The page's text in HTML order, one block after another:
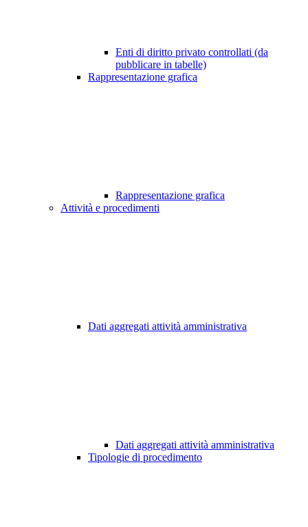
Enti di diritto privato controllati (da
pubblicare in tabelle)
Rappresentazione grafica
Rappresentazione grafica
Attività e procedimenti
Dati aggregati attività amministrativa
Dati aggregati attività amministrativa
Tipologie di procedimento